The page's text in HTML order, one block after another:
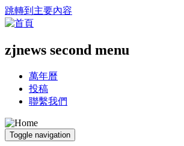
跳轉到主要內容
zjnews second menu
萬年曆
投稿
聯繫我們
Toggle navigation